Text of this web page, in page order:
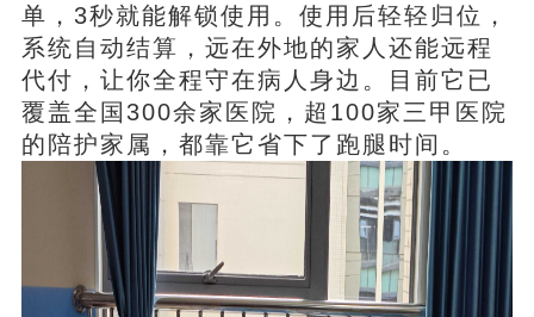
单，3秒就能解锁使用。使用后轻轻归位，
系统自动结算，远在外地的家人还能远程
代付，让你全程守在病人身边。目前它已
覆盖全国300余家医院，超100家三甲医院
的陪护家属，都靠它省下了跑腿时间。